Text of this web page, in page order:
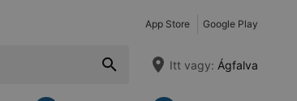
App Store Google Play
Itt vagy: Ágfalva